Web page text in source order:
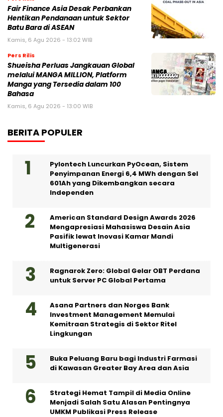
Fair Finance Asia Desak Perbankan
Hentikan Pendanaan untuk Sektor
Batu Bara di ASEAN
Kamis, 6 Agu 2026 - 13:02 WIB
Pers Rilis
Shueisha Perluas Jangkauan Global
melalui MANGA MILLION, Platform
Manga yang Tersedia dalam 100
Bahasa
Kamis, 6 Agu 2026 - 13:00 WIB
BERITA POPULER
Pylontech Luncurkan PyOcean, Sistem
Penyimpanan Energi 6,4 MWh dengan Sel
601Ah yang Dikembangkan secara
Independen
American Standard Design Awards 2026
Mengapresiasi Mahasiswa Desain Asia
Pasifik lewat Inovasi Kamar Mandi
Multigenerasi
Ragnarok Zero: Global Gelar OBT Perdana
untuk Server PC Global Pertama
Asana Partners dan Norges Bank
Investment Management Memulai
Kemitraan Strategis di Sektor Ritel
Lingkungan
Buka Peluang Baru bagi Industri Farmasi
di Kawasan Greater Bay Area dan Asia
Strategi Hemat Tampil di Media Online
Menjadi Salah Satu Alasan Pentingnya
UMKM Publikasi Press Release